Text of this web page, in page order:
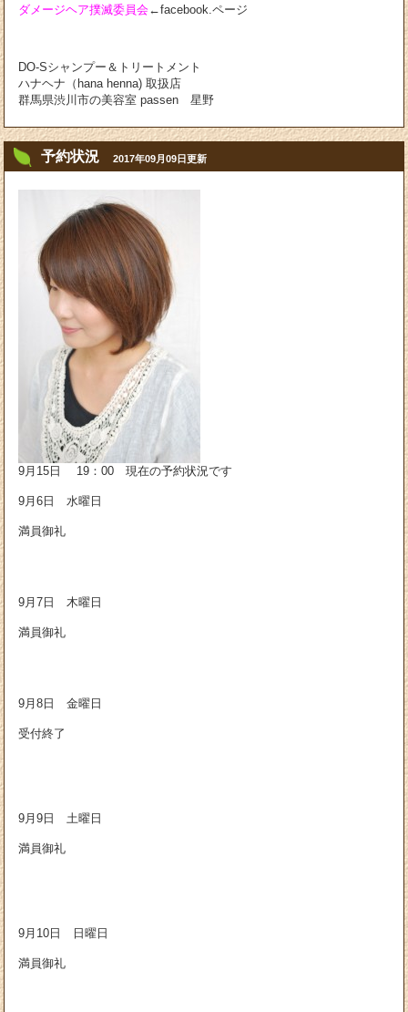
ダメージヘア撲滅委員会←facebook.ページ
DO-Sシャンプー＆トリートメント
ハナヘナ（hana henna) 取扱店
群馬県渋川市の美容室 passen 星野
予約状況 2017年09月09日更新
9月15日 19：00 現在の予約状況です
9月6日 水曜日
満員御礼
9月7日 木曜日
満員御礼
9月8日 金曜日
受付終了
9月9日 土曜日
満員御礼
9月10日 日曜日
満員御礼